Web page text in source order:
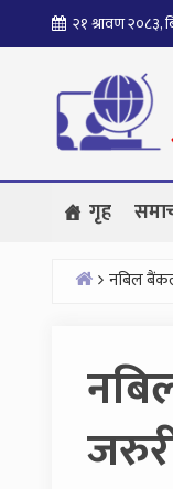
to
२१ श्रावण २०८३,
गृह
नबिल